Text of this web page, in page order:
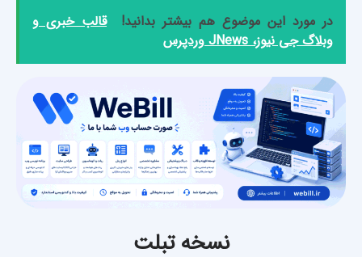
در مورد این موضوع هم بیشتر بدانید!
قالب خبری و
وبلاگ جی نیوز، JNews وردپرس
نسخه تبلت